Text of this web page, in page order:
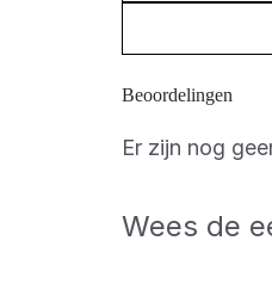
Beoordelingen
Er zijn nog
Wees de